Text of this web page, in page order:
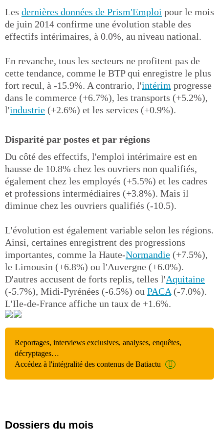
Les dernières données de Prism'Emploi pour le mois
de juin 2014 confirme une évolution stable des
effectifs intérimaires, à 0.0%, au niveau national.
En revanche, tous les secteurs ne profitent pas de
cette tendance, comme le BTP qui enregistre le plus
fort recul, à -15.9%. A contrario, l'intérim progresse
dans le commerce (+6.7%), les transports (+5.2%),
l'industrie (+2.6%) et les services (+0.9%).
Disparité par postes et par régions
Du côté des effectifs, l'emploi intérimaire est en
hausse de 10.8% chez les ouvriers non qualifiés,
également chez les employés (+5.5%) et les cadres
et professions intermédiaires (+3.8%). Mais il
diminue chez les ouvriers qualifiés (-10.5).
L'évolution est également variable selon les régions.
Ainsi, certaines enregistrent des progressions
importantes, comme la Haute-Normandie (+7.5%),
le Limousin (+6.8%) ou l'Auvergne (+6.0%).
D'autres accusent de forts replis, telles l'Aquitaine
(-5.7%), Midi-Pyrénées (-6.5%) ou PACA (-7.0%).
L'Ile-de-France affiche un taux de +1.6%.
Reportages, interviews exclusives, analyses, enquêtes,
décryptages…
Accédez à l'intégralité des contenus de Batiactu
Dossiers du mois